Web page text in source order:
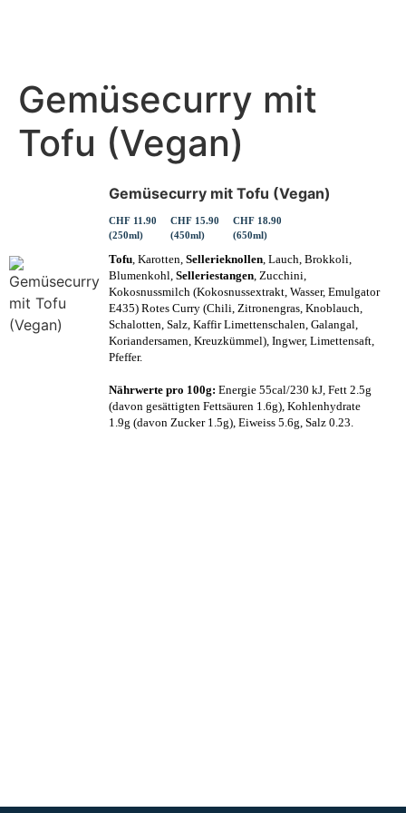
Gemüsecurry mit
Tofu (Vegan)
Gemüsecurry mit Tofu (Vegan)
CHF 11.90
(250ml)
CHF 15.90
(450ml)
CHF 18.90
(650ml)
Tofu, Karotten, Sellerieknollen, Lauch, Brokkoli,
Blumenkohl, Selleriestangen, Zucchini,
Kokosnussmilch (Kokosnussextrakt, Wasser, Emulgator
E435) Rotes Curry (Chili, Zitronengras, Knoblauch,
Schalotten, Salz, Kaffir Limettenschalen, Galangal,
Koriandersamen, Kreuzkümmel), Ingwer, Limettensaft,
Pfeffer.
Nährwerte pro 100g: Energie 55cal/230 kJ, Fett 2.5g
(davon gesättigten Fettsäuren 1.6g), Kohlenhydrate
1.9g (davon Zucker 1.5g), Eiweiss 5.6g, Salz 0.23.